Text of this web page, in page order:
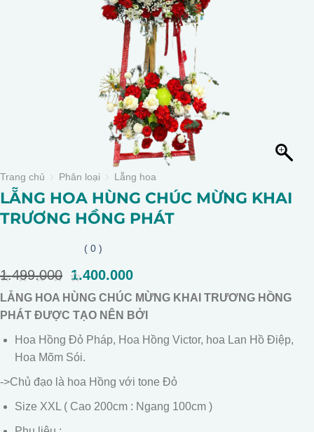
Trang chủ Phân loại Lẵng hoa
LẴNG HOA HÙNG CHÚC MỪNG KHAI
TRƯƠNG HỒNG PHÁT
0
out
of
( 0 )
1.499.000 Giá
gốc
là:
1.499.000.
1.400.000
hiện
tại
là:
1.400.000.
LẴNG HOA HÙNG CHÚC MỪNG KHAI TRƯƠNG HỒNG
PHÁT ĐƯỢC TẠO NÊN BỞI
Hoa Hồng Đỏ Pháp, Hoa Hồng Victor, hoa Lan Hồ Điệp,
Hoa Mõm Sói.
->Chủ đạo là hoa Hồng với tone Đỏ
Size XXL ( Cao 200cm : Ngang 100cm )